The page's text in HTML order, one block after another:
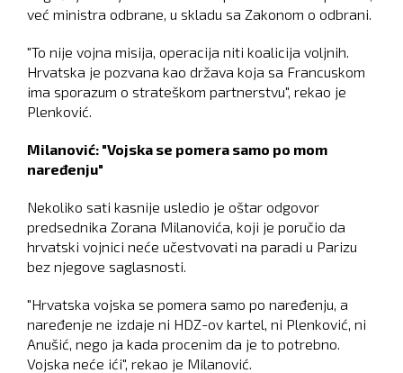
već ministra odbrane, u skladu sa Zakonom o odbrani.
"To nije vojna misija, operacija niti koalicija voljnih.
Hrvatska je pozvana kao država koja sa Francuskom
ima sporazum o strateškom partnerstvu", rekao je
Plenković.
Milanović: "Vojska se pomera samo po mom
naređenju"
Nekoliko sati kasnije usledio je oštar odgovor
predsednika Zorana Milanovića, koji je poručio da
hrvatski vojnici neće učestvovati na paradi u Parizu
bez njegove saglasnosti.
"Hrvatska vojska se pomera samo po naređenju, a
naređenje ne izdaje ni HDZ-ov kartel, ni Plenković, ni
Anušić, nego ja kada procenim da je to potrebno.
Vojska neće ići", rekao je Milanović.